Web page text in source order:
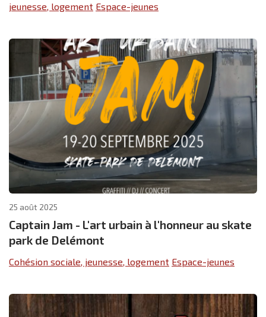
jeunesse, logement Espace-jeunes
25 août 2025
Captain Jam - L'art urbain à l'honneur au skate
park de Delémont
Cohésion sociale, jeunesse, logement Espace-jeunes